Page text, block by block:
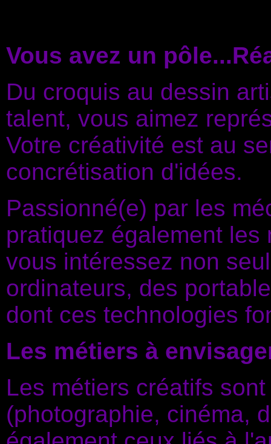
Vous avez un
Du croquis au dessin
talent, vous aimez
Votre créativité est au
concrétisation d'idées.
Passionné(e) par les
pratiquez également
vous intéressez non
ordinateurs, des
dont ces technologies
Les métiers à
Les métiers créatifs
(photographie, cinéma,